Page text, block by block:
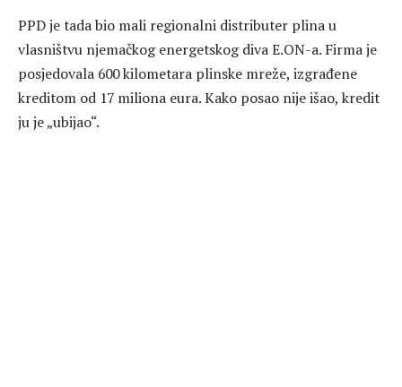
PPD je tada bio mali regionalni distributer plina u
vlasništvu njemačkog energetskog diva E.ON-a. Firma je
posjedovala 600 kilometara plinske mreže, izgrađene
kreditom od 17 miliona eura. Kako posao nije išao, kredit
ju je „ubijao“.